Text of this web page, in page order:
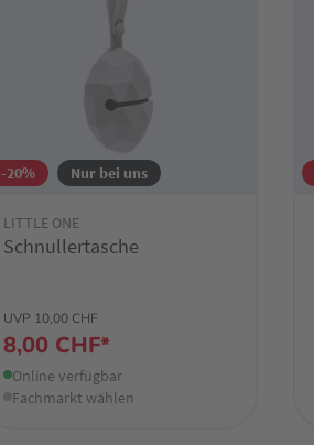
-20% Nur bei uns
LITTLE ONE
Schnullertasche
UVP 10,00 CHF
8,00 CHF*
Online verfügbar
Fachmarkt wählen